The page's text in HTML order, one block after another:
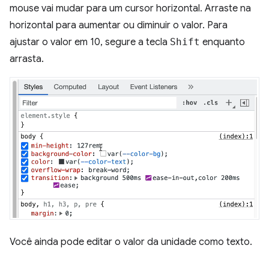
mouse vai mudar para um cursor horizontal. Arraste na
horizontal para aumentar ou diminuir o valor. Para
ajustar o valor em 10, segure a tecla Shift enquanto
arrasta.
Você ainda pode editar o valor da unidade como texto.